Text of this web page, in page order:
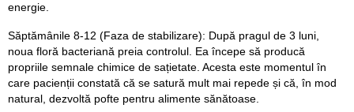
energie.
Săptămânile 8-12 (Faza de stabilizare): După pragul de 3 luni,
noua floră bacteriană preia controlul. Ea începe să producă
propriile semnale chimice de sațietate. Acesta este momentul în
care pacienții constată că se satură mult mai repede și că, în mod
natural, dezvoltă pofte pentru alimente sănătoase.